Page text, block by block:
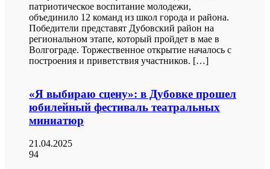
патриотическое воспитание молодежи,
объединило 12 команд из школ города и района.
Победители представят Дубовский район на
региональном этапе, который пройдет в мае в
Волгограде. Торжественное открытие началось с
построения и приветствия участников. […]
«Я выбираю сцену»: в Дубовке прошел
юбилейный фестиваль театральных
миниатюр
21.04.2025
94